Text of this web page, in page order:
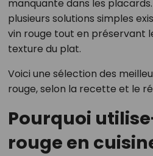
manquante dans les
plusieurs solutions simples
vin rouge tout en préservant
texture du plat.
Voici une sélection des
rouge, selon la recette et le
Pourquoi
rouge en